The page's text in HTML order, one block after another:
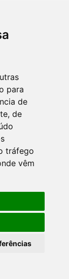
para
de
de
tráfego
vêm
e